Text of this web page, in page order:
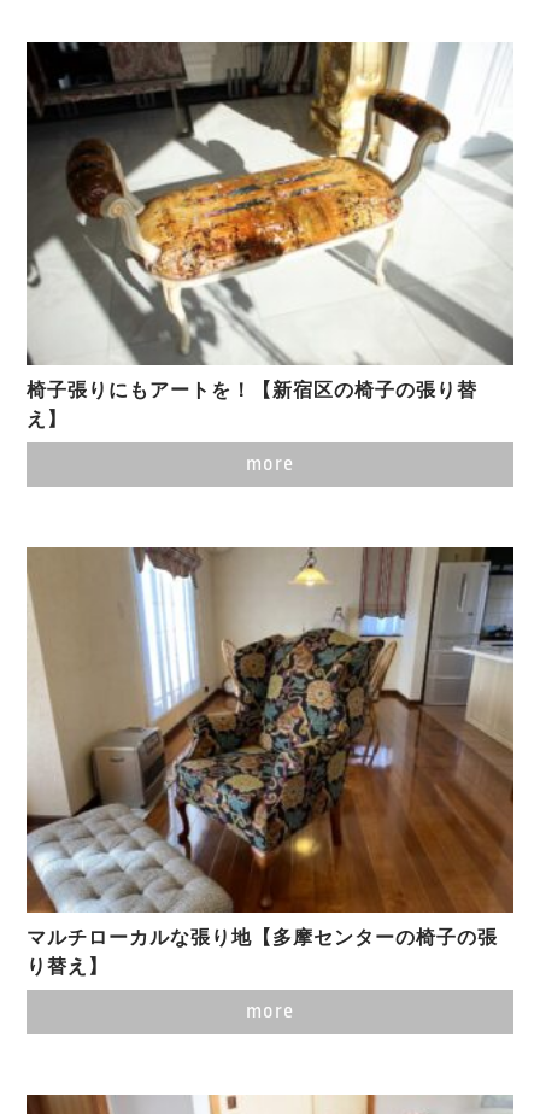
椅子張りにもアートを！【新宿区の椅子の張り替
え】
more
マルチローカルな張り地【多摩センターの椅子の張
り替え】
more